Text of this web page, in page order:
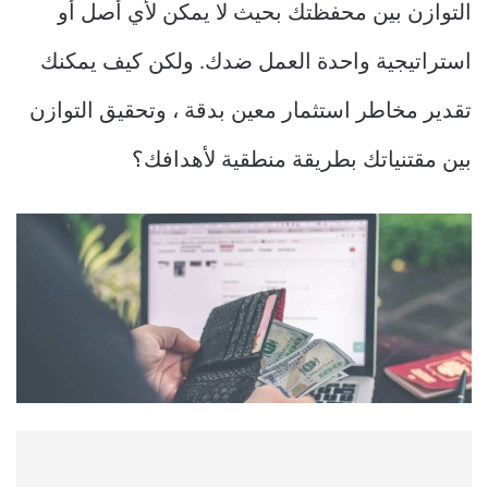
التوازن بين محفظتك بحيث لا يمكن لأي أصل أو
استراتيجية واحدة العمل ضدك. ولكن كيف يمكنك
تقدير مخاطر استثمار معين بدقة ، وتحقيق التوازن
بين مقتنياتك بطريقة منطقية لأهدافك؟